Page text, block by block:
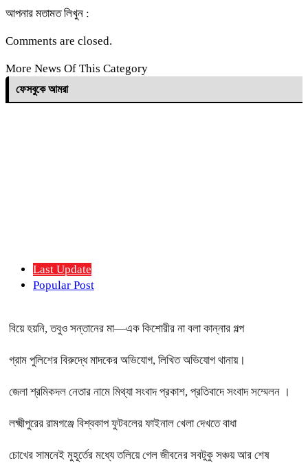
আপনার মতামত লিখুন :
Comments are closed.
More News Of This Category
ফেসবুকে আমরা
Last Update
Popular Post
বিয়ে হয়নি, তবুও সন্তানের মা—এক কিশোরীর না বলা কান্নার গল্প
গ্রাম পুলিশের বিরুদ্ধে মাদকের অভিযোগ, লিখিত অভিযোগ থানায়।
জেলা শ্রমিকদল নেতার নামে মিথ্যা সংবাদ প্রকাশ, প্রতিবাদে সংবাদ সম্মেলন ।
লক্ষ্মীপুরের রামগঞ্জে বিশ্বকাপ ফুটবলের ফাইনাল খেলা দেখতে বাধা
চোখের সামনেই মুহূর্তের মধ্যে তলিয়ে গেল জীবনের সবটুকু সঞ্চয় আর শেষ